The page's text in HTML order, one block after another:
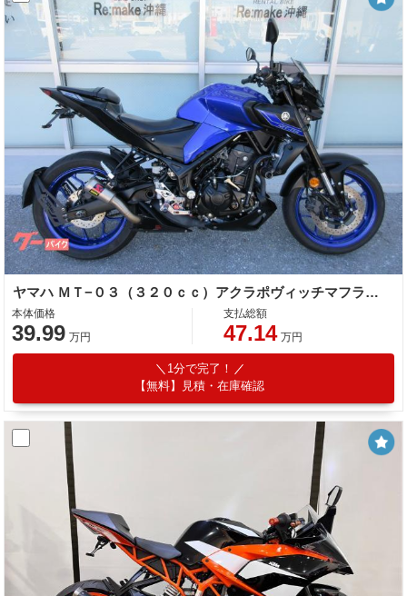
ヤマハ ＭＴ−０３（３２０ｃｃ）アクラポヴィッチマフラー バックステップ フェンダーレス エンジンスライダー ショートスクリーン
本体価格
39.99 万円
支払総額
47.14 万円
1分で完了！
【無料】見積・在庫確認